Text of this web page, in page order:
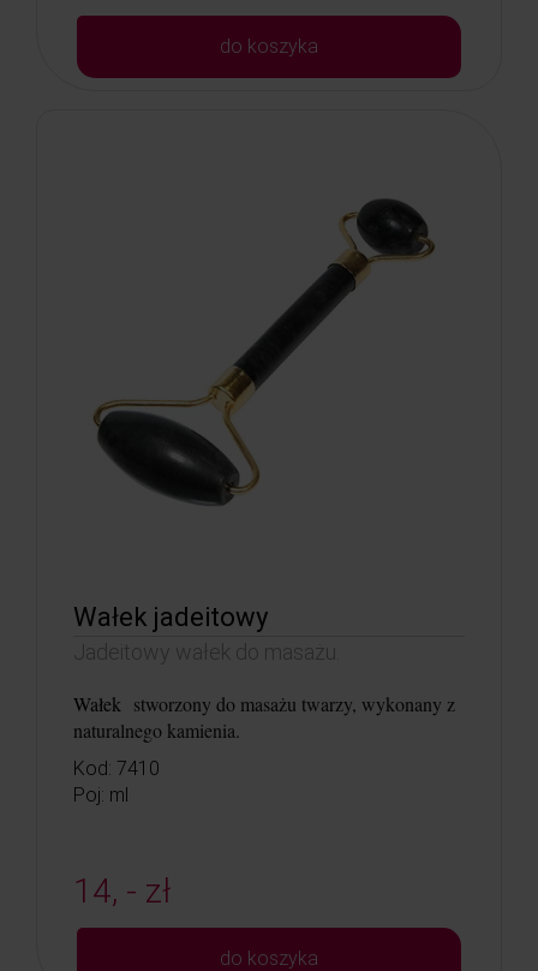
do koszyka
Wałek jadeitowy
Jadeitowy wałek do masażu.
Wałek stworzony do masażu twarzy, wykonany z
naturalnego kamienia.
Kod: 7410
Poj: ml
14, - zł
do koszyka